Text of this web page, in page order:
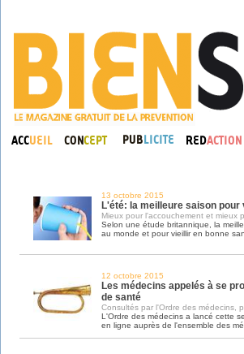
13 octobre 2015
L'été: la meilleure saison pour
Mieux pour l'accouchement et mieux
Selon une étude britannique, la
au monde et pour vieillir en bonne
12 octobre 2015
Les médecins appelés à se
de santé
Consultés par l'Ordre des médecins,
L'Ordre des médecins a lancé cette
en ligne auprès de l'ensemble des